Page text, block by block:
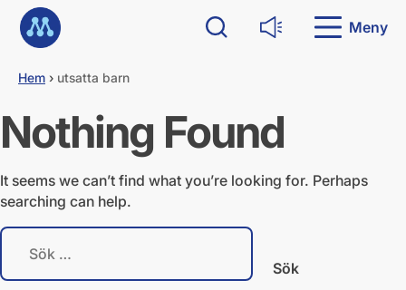
k
t
i
l
l
i
e
Sök
Läs upp Meny
Hem › utsatta barn
Nothing Found
It seems we can’t find what you’re looking for. Perhaps
searching can help.
S
k